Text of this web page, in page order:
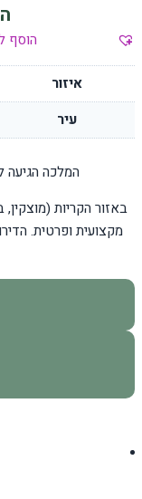
הוסף
איזור
עיר
המלכה הגיעה
באזור הקריות
מקצועית ופרטית.